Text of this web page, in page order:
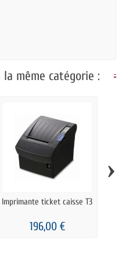
même catégorie :
Imprimante ticket caisse T3
196,00 €
›